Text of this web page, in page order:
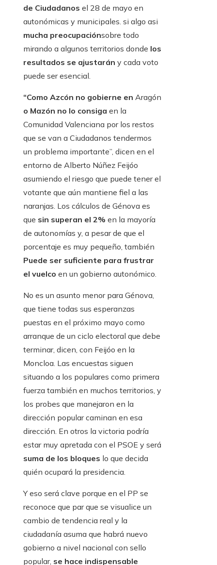
de Ciudadanos el 28 de mayo en
autonómicas y municipales. si algo asi
mucha preocupaciónsobre todo
mirando a algunos territorios donde los
resultados se ajustarán y cada voto
puede ser esencial.
“Como Azcón no gobierne en Aragón
o Mazón no lo consiga en la
Comunidad Valenciana por los restos
que se van a Ciudadanos tendermos
un problema importante”, dicen en el
entorno de Alberto Núñez Feijóo
asumiendo el riesgo que puede tener el
votante que aún mantiene fiel a las
naranjas. Los cálculos de Génova es
que sin superan el 2% en la mayoría
de autonomías y, a pesar de que el
porcentaje es muy pequeño, también
Puede ser suficiente para frustrar
el vuelco en un gobierno autonómico.
No es un asunto menor para Génova,
que tiene todas sus esperanzas
puestas en el próximo mayo como
arranque de un ciclo electoral que debe
terminar, dicen, con Feijóo en la
Moncloa. Las encuestas siguen
situando a los populares como primera
fuerza también en muchos territorios, y
los probes que manejaron en la
dirección popular caminan en esa
dirección. En otros la victoria podría
estar muy apretada con el PSOE y será
suma de los bloques lo que decida
quién ocupará la presidencia.
Y eso será clave porque en el PP se
reconoce que par que se visualice un
cambio de tendencia real y la
ciudadanía asuma que habrá nuevo
gobierno a nivel nacional con sello
popular, se hace indispensable